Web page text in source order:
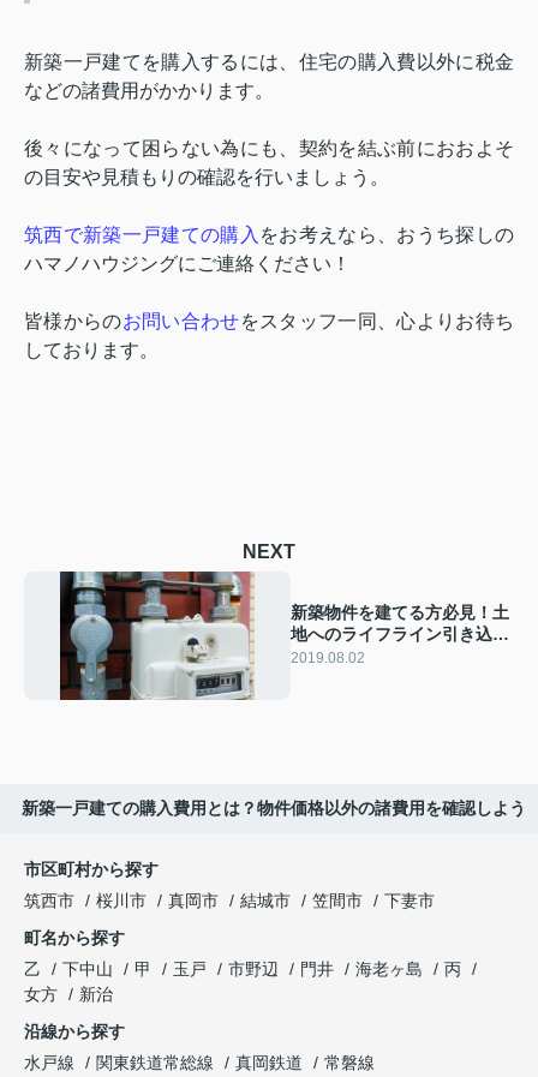
新築一戸建てを購入するには、住宅の購入費以外に税金
などの諸費用がかかります。
後々になって困らない為にも、契約を結ぶ前におおよそ
の目安や見積もりの確認を行いましょう。
筑西で新築一戸建ての購入 をお考えなら、おうち探しの
ハマノハウジングにご連絡ください！
皆様からのお問い合わせをスタッフ一同、心よりお待ち
しております。
NEXT
新築物件を建てる方必見！土
地へのライフライン引き込み
の注意点
2019.08.02
新築一戸建ての購入費用とは？物件価格以外の諸費用を確認しよう
市区町村から探す
筑西市
桜川市 真岡市 結城市 笠間市
下妻市
町名から探す
乙
下中山 甲 玉戸 市野辺 門井 海老ヶ島
丙
女方
新治
沿線から探す
水戸線
関東鉄道常総線 真岡鉄道
常磐線